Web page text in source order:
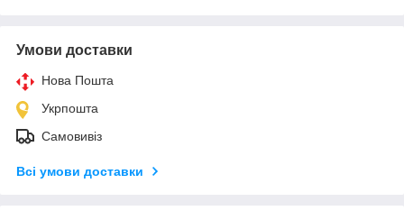
Умови доставки
Нова Пошта
Укрпошта
Самовивіз
Всі умови доставки